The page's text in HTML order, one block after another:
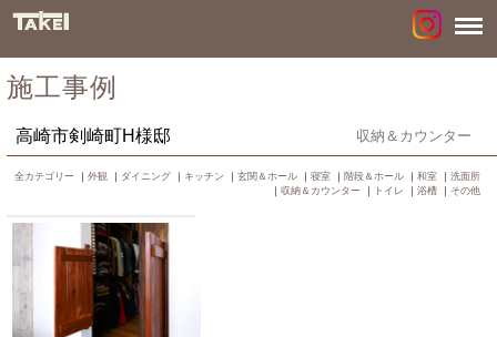
施工事例
高崎市剣崎町H様邸 収納＆カウンター
全カテゴリー ｜ 外観 ｜ ダイニング ｜ キッチン ｜ 玄関＆ホール ｜ 寝室 ｜ 階段＆ホール ｜ 和室 ｜ 洗面所
｜ 収納＆カウンター ｜ トイレ ｜ 浴槽 ｜ その他